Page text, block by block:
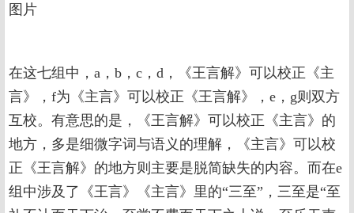
图片
在这七组中，a，b，c，d，《王言解》可以校正《主
言》，f为《主言》可以校正《王言解》，e，g则双方
互校。有意思的是，《王言解》可以校正《主言》的
地方，多是细微字词与语义的理解，《主言》可以校
正《王言解》的地方则主要是脱简缺失的内容。而在e
组中涉及了《王言》《主言》里的“三至”，三至是“至